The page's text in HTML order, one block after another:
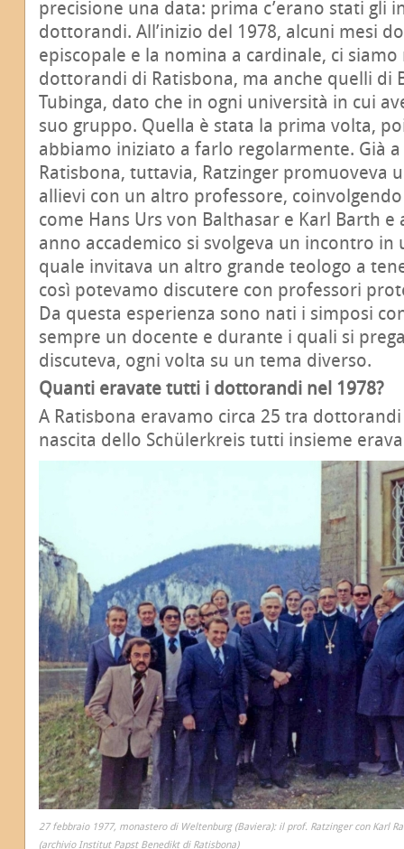
precisione una data: prima c’erano stati gli
dottorandi. All’inizio del 1978, alcuni mesi
episcopale e la nomina a cardinale, ci
dottorandi di Ratisbona, ma anche quelli di
Tubinga, dato che in ogni università in cui
suo gruppo. Quella è stata la prima volta,
abbiamo iniziato a farlo regolarmente. Già a
Ratisbona, tuttavia, Ratzinger promuoveva
allievi con un altro professore,
come Hans Urs von Balthasar e Karl Barth
anno accademico si svolgeva un incontro in
quale invitava un altro grande teologo a
così potevamo discutere con professori
Da questa esperienza sono nati i simposi
sempre un docente e durante i quali si
discuteva, ogni volta su un tema diverso.
Quanti eravate tutti i dottorandi nel 1978?
A Ratisbona eravamo circa 25 tra
nascita dello Schülerkreis tutti insieme
27 febbraio 1977, monastero di Weltenburg (Baviera): il prof. Ratzinger con Karl
(archivio Institut Papst Benedikt di Ratisbona)